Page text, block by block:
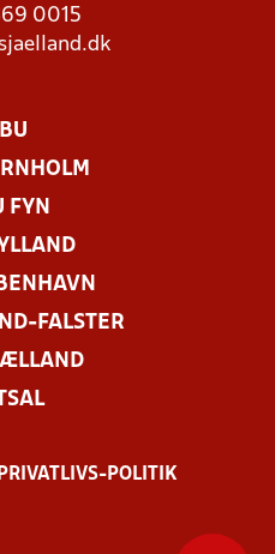
0015
FYN
FALSTER
POLITIK